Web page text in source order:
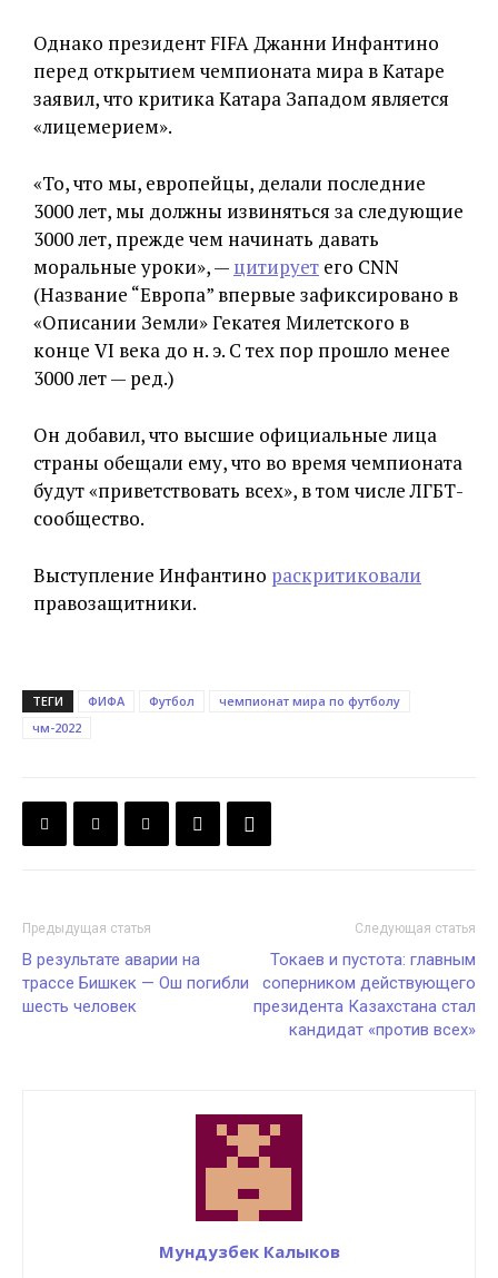
Однако президент FIFA Джанни Инфантино
перед открытием чемпионата мира в Катаре
заявил, что критика Катара Западом является
«лицемерием».
«То, что мы, европейцы, делали последние
3000 лет, мы должны извиняться за следующие
3000 лет, прежде чем начинать давать
моральные уроки», — цитирует его CNN
(Название “Европа” впервые зафиксировано в
«Описании Земли» Гекатея Милетского в
конце VI века до н. э. С тех пор прошло менее
3000 лет — ред.)
Он добавил, что высшие официальные лица
страны обещали ему, что во время чемпионата
будут «приветствовать всех», в том числе ЛГБТ-
сообщество.
Выступление Инфантино раскритиковали
правозащитники.
ТЕГИ ФИФА Футбол
чемпионат мира по футболу
чм-2022
Предыдущая статья
В результате аварии на
трассе Бишкек — Ош погибли
шесть человек
Следующая статья
Токаев и пустота: главным
соперником действующего
президента Казахстана стал
кандидат «против всех»
Мундузбек Калыков